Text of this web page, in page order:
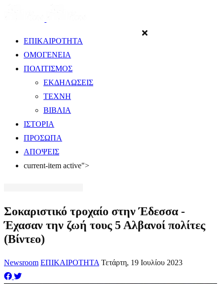
ΕΠΙΚΑΙΡΟΤΗΤΑ
ΟΜΟΓΕΝΕΙΑ
ΠΟΛΙΤΙΣΜΟΣ
ΕΚΔΗΛΩΣΕΙΣ
ΤΕΧΝΗ
ΒΙΒΛΙΑ
ΙΣΤΟΡΙΑ
ΠΡΟΣΩΠΑ
ΑΠΟΨΕΙΣ
current-item active">
Σoκαριστικό τροχαίο στην Έδεσσα -
Έχασαν την ζωή τους 5 Αλβανοί πολίτες
(Βίντεο)
Newsroom ΕΠΙΚΑΙΡΟΤΗΤΑ Τετάρτη, 19 Ιουλίου 2023